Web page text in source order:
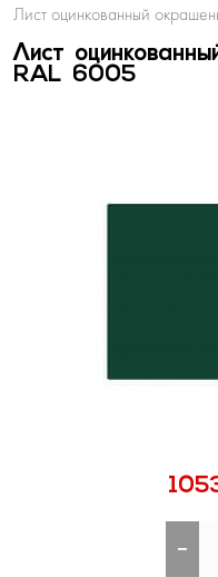
Лист оцинкованный
Лист
RAL 6005
-